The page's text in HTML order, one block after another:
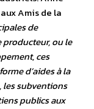
Amis de la
de
producteur, ou le
ces
d’aides à la
les subventions
publics aux